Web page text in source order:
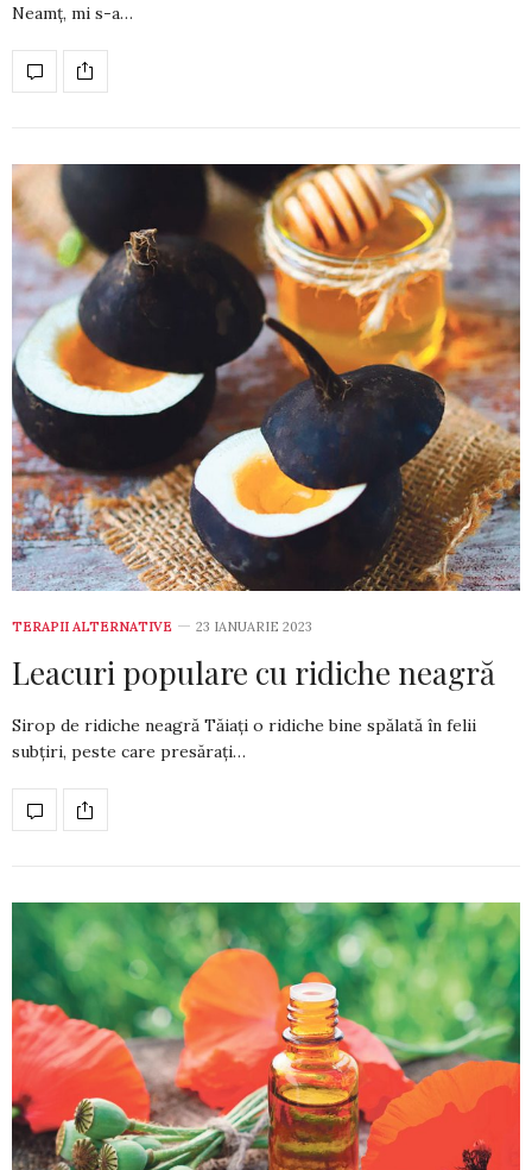
Neamț, mi s-a…
TERAPII ALTERNATIVE 23 IANUARIE 2023
Leacuri populare cu ridiche neagră
Sirop de ridiche neagră Tăiați o ridiche bine spălată în felii
subțiri, peste care presărați…